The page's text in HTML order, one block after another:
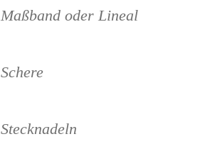
Maßband oder Lineal
Schere
Stecknadeln